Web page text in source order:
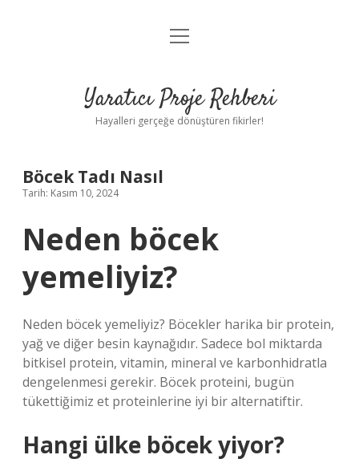
Anasayfa
Yasal Uyarı
menüyü
Yaratıcı Proje Rehberi
Hayalleri gerçeğe dönüştüren fikirler!
Böcek Tadı Nasıl
Tarih: Kasım 10, 2024
Neden böcek
yemeliyiz?
Neden böcek yemeliyiz? Böcekler harika bir protein,
yağ ve diğer besin kaynağıdır. Sadece bol miktarda
bitkisel protein, vitamin, mineral ve karbonhidratla
dengelenmesi gerekir. Böcek proteini, bugün
tükettiğimiz et proteinlerine iyi bir alternatiftir.
Hangi ülke böcek yiyor?